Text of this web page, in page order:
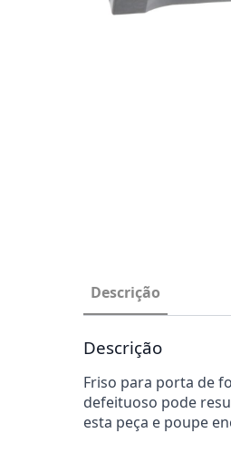
Descrição
Descrição
Friso para porta de
defeituoso pode
esta peça e poupe